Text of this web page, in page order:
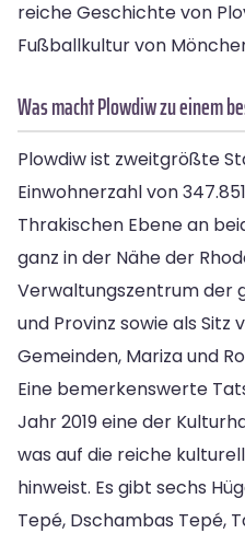
reiche Geschichte von
Fußballkultur von
Was macht Plowdiw zu einem
Plowdiw ist zweitgrößte
Einwohnerzahl von
Thrakischen Ebene an
ganz in der Nähe der
Verwaltungszentrum der
und Provinz sowie als Sitz
Gemeinden, Mariza und
Eine bemerkenswerte
Jahr 2019 eine der
was auf die reiche
hinweist. Es gibt sechs
Tepé, Dschambas Tepé,